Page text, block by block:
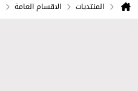
المنتديات الاقسام العامة